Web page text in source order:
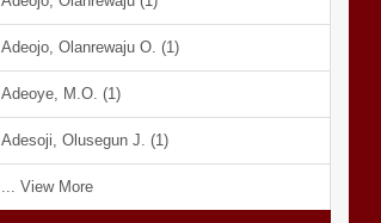
Adeojo, Olanrewaju O. (1)
Adeoye, M.O. (1)
Adesoji, Olusegun J. (1)
... View More